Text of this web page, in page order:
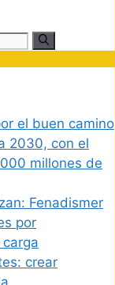
el buen camino
2030, con el
millones de
Fenadismer
por
crear